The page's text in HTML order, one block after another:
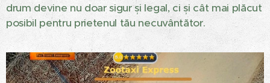
drum devine nu doar sigur și legal, ci și cât mai plăcut
posibil pentru prietenul tău necuvântător.